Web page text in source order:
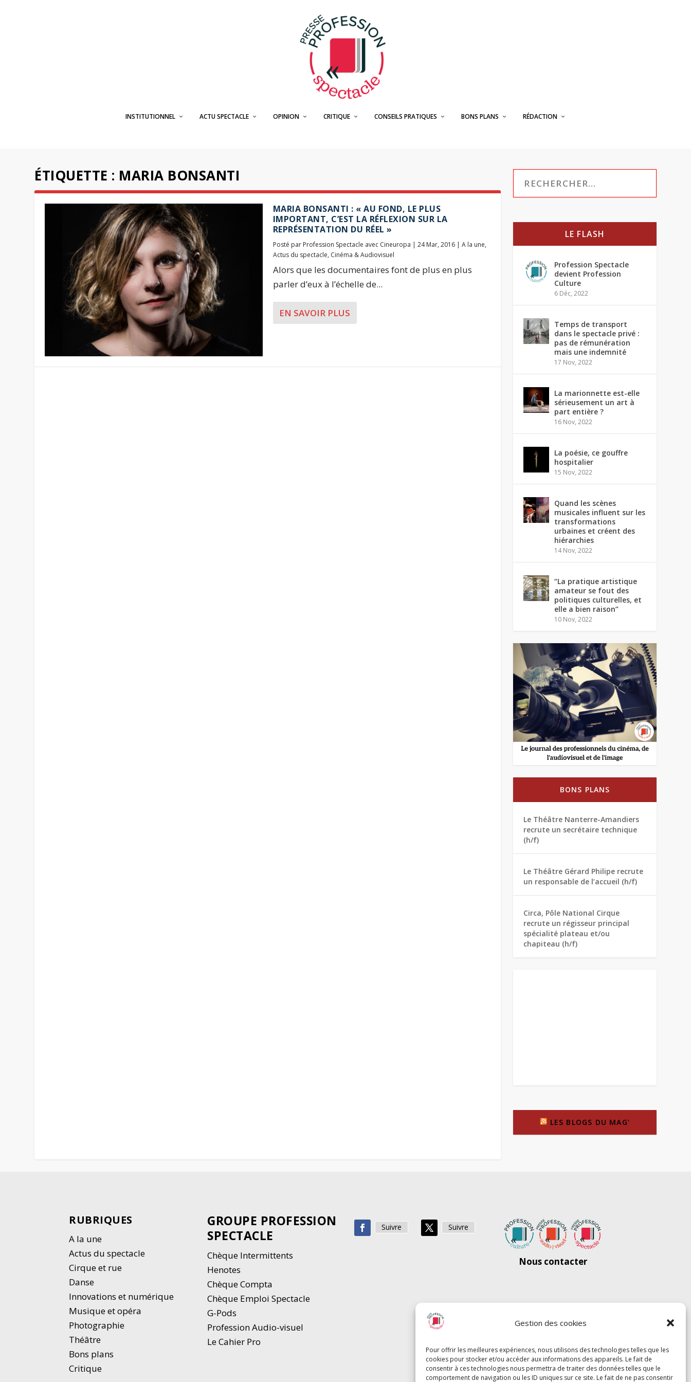
Gestion des cookies
Pour offrir les meilleures expériences, nous utilisons des technologies telles que les
cookies pour stocker et/ou accéder aux informations des appareils. Le fait de
consentir à ces technologies nous permettra de traiter des données telles que le
comportement de navigation ou les ID uniques sur ce site. Le fait de ne pas consentir
INSTITUTIONNEL ACTU SPECTACLE OPINION CRITIQUE CONSEILS PRATIQUES BONS PLANS RÉDACTION
ÉTIQUETTE : MARIA BONSANTI
MARIA BONSANTI : « AU FOND, LE PLUS
IMPORTANT, C’EST LA RÉFLEXION SUR LA
REPRÉSENTATION DU RÉEL »
Posté par Profession Spectacle avec Cineuropa | 24 Mar, 2016| A la une,
Actus du spectacle, Cinéma & Audiovisuel
Alors que les documentaires font de plus en plus
parler d’eux à l’échelle de...
EN SAVOIR PLUS
LE FLASH
Profession Spectacle
devient Profession
Culture
6 Déc, 2022
Temps de transport
dans le spectacle privé :
pas de rémunération
mais une indemnité
17 Nov, 2022
La marionnette est-elle
sérieusement un art à
part entière ?
16 Nov, 2022
La poésie, ce gouffre
hospitalier
15 Nov, 2022
Quand les scènes
musicales influent sur les
transformations
urbaines et créent des
hiérarchies
14 Nov, 2022
“La pratique artistique
amateur se fout des
politiques culturelles, et
elle a bien raison”
10 Nov, 2022
BONS PLANS
Le Théâtre Nanterre-Amandiers
recrute un secrétaire technique
(h/f)
Le Théâtre Gérard Philipe recrute
un responsable de l’accueil (h/f)
Circa, Pôle National Cirque
recrute un régisseur principal
spécialité plateau et/ou
chapiteau (h/f)
LES BLOGS DU MAG’
RUBRIQUES
A la une
Actus du spectacle
Cirque et rue
Danse
Innovations et numérique
Musique et opéra
Photographie
Théâtre
Bons plans
Critique
GROUPE PROFESSION
SPECTACLE
Chèque Intermittents
Henotes
Chèque Compta
Chèque Emploi Spectacle
G-Pods
Profession Audio-visuel
Le Cahier Pro
Suivre Suivre
Nous contacter